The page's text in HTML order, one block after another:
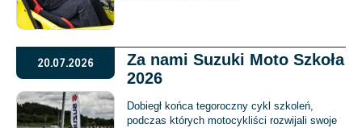
20.07.2026
Za nami Suzuki Moto Szkoła
2026
Dobiegł końca tegoroczny cykl szkoleń,
podczas których motocykliści rozwijali swoje